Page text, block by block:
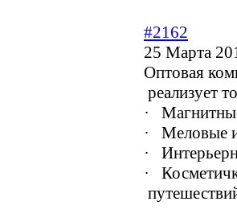
#2162
25 Марта
Оптовая
реализует
·
· Меловые
·
·